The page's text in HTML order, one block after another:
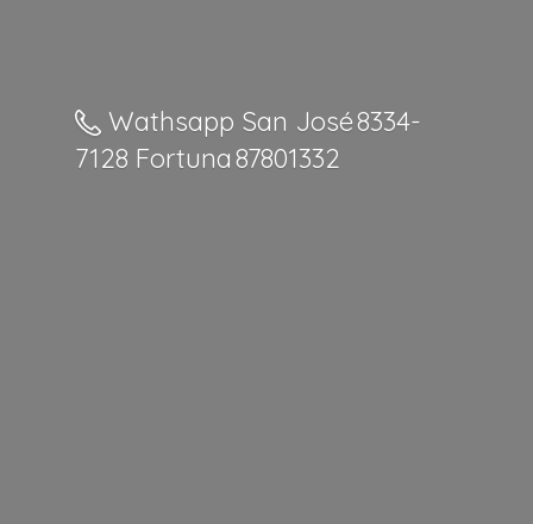
Wathsapp San José 8334-
7128 Fortuna 87801332